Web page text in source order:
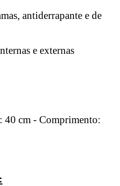
antiderrapante e de
e externas
cm - Comprimento: